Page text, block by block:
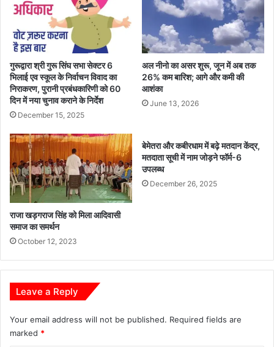
गुरूद्वारा श्री गुरू सिंघ सभा सेक्टर 6
भिलाई एव स्कूल के निर्वाचन विवाद का
निराकरण, पुरानी प्रबंधकारिणी को 60
दिन में नया चुनाव कराने के निर्देश
December 15, 2025
अल नीनो का असर शुरू, जून में अब तक
26% कम बारिश; आगे और कमी की
आशंका
June 13, 2026
राजा खड़गराज सिंह को मिला आदिवासी
समाज का समर्थन
October 12, 2023
बेमेतरा और कबीरधाम में बढ़े मतदान केंद्र,
मतदाता सूची में नाम जोड़ने फॉर्म-6
उपलब्ध
December 26, 2025
Leave a Reply
Your email address will not be published. Required fields are
marked *